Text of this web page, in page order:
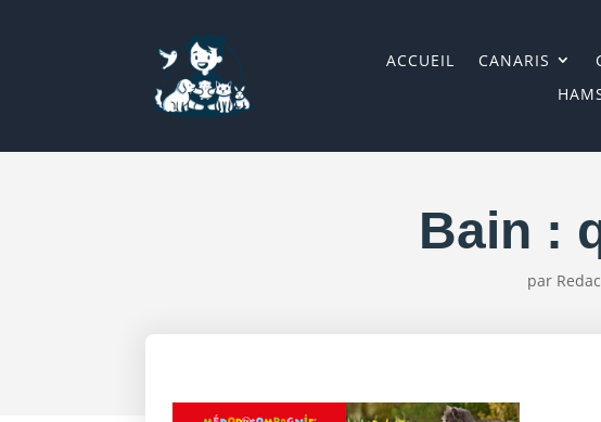
ACCUEIL CANARIS
Bain :
par